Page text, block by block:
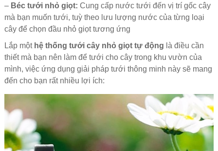
– Béc tưới nhỏ giọt: Cung cấp nước tưới đến vị trí gốc cây
mà bạn muốn tưới, tuỳ theo lưu lượng nước của từng loại
cây để chọn đầu nhỏ giọt tương ứng
Lắp một hệ thống tưới cây nhỏ giọt tự động là điều cần
thiết mà bạn nên làm để tưới cho cây trong khu vườn của
mình, việc ứng dụng giải pháp tưới thông minh này sẽ mang
đến cho bạn rất nhiều lợi ích: